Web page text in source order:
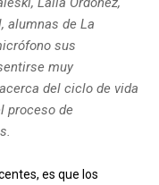
alumnas de La
sus
muy
del ciclo de vida
proceso de
es que los